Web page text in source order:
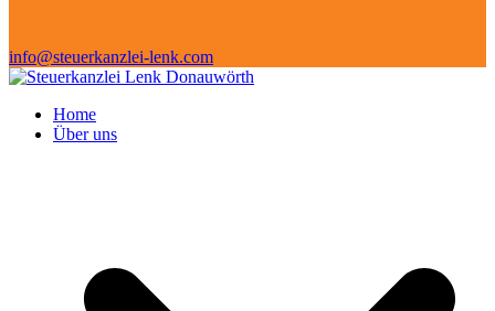
info@steuerkanzlei-lenk.com
Home
Über uns